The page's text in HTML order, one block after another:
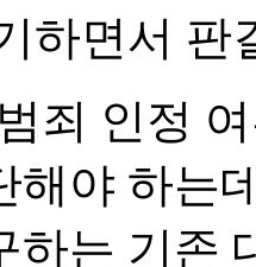
하면서 판
죄 인정
해야 하는
하는 기존